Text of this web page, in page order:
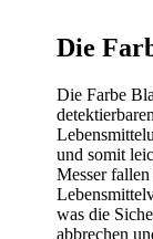
Die
Die Farbe
und somit
Messer
was die
abbrechen